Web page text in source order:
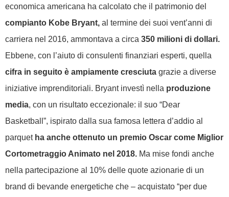
economica americana ha calcolato che il patrimonio del
compianto Kobe Bryant, al termine dei suoi vent’anni di
carriera nel 2016, ammontava a circa 350 milioni di dollari.
Ebbene, con l’aiuto di consulenti finanziari esperti, quella
cifra in seguito è ampiamente cresciuta grazie a diverse
iniziative imprenditoriali. Bryant investì nella produzione
media, con un risultato eccezionale: il suo “Dear
Basketball”, ispirato dalla sua famosa lettera d’addio al
parquet ha anche ottenuto un premio Oscar come Miglior
Cortometraggio Animato nel 2018. Ma mise fondi anche
nella partecipazione al 10% delle quote azionarie di un
brand di bevande energetiche che – acquistato “per due